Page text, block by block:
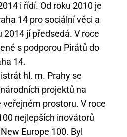
i řídí. Od roku 2010 je
14 pro sociální věci a
jí předsedá. V roce
s podporou Pirátů do
14.
hl. m. Prahy se
projektů na
prostoru. V roce
nejlepších inovátorů
Europe 100. Byl